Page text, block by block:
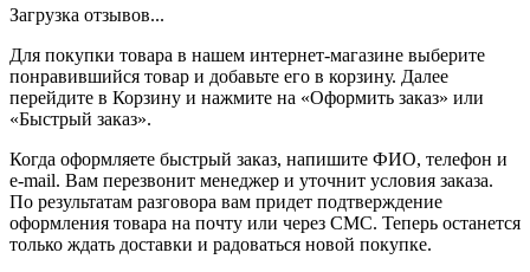
Загрузка отзывов...
Для покупки товара в нашем интернет-магазине выберите
понравившийся товар и добавьте его в корзину. Далее
перейдите в Корзину и нажмите на «Оформить заказ» или
«Быстрый заказ».
Когда оформляете быстрый заказ, напишите ФИО, телефон и
e-mail. Вам перезвонит менеджер и уточнит условия заказа.
По результатам разговора вам придет подтверждение
оформления товара на почту или через СМС. Теперь останется
только ждать доставки и радоваться новой покупке.